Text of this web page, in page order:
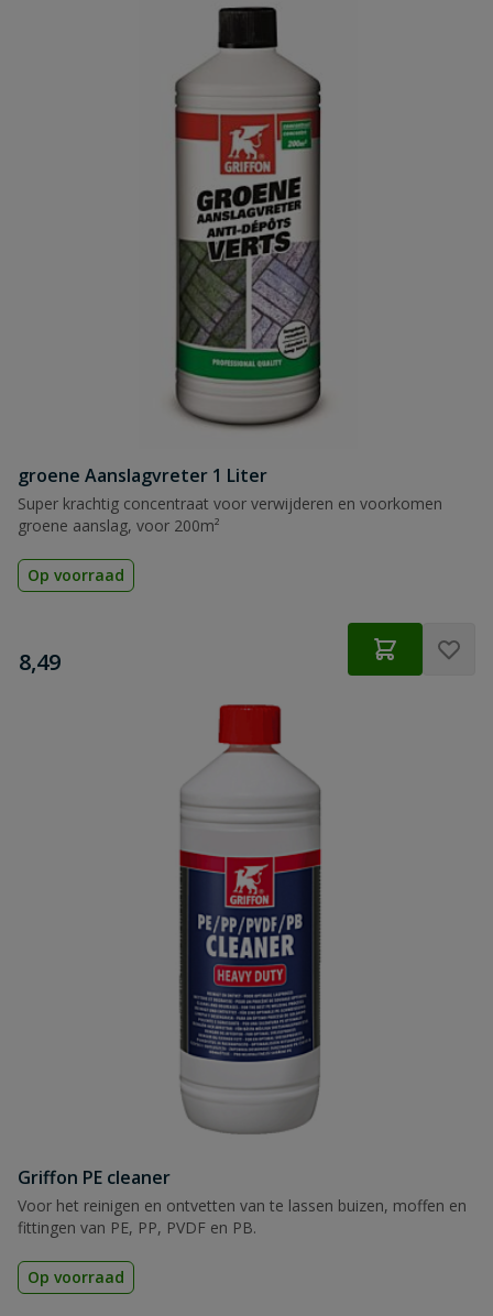
groene Aanslagvreter 1 Liter
Super krachtig concentraat voor verwijderen en voorkomen
groene aanslag, voor 200m²
Op voorraad
€
8,49
Griffon PE cleaner
Voor het reinigen en ontvetten van te lassen buizen, moffen en
fittingen van PE, PP, PVDF en PB.
Op voorraad